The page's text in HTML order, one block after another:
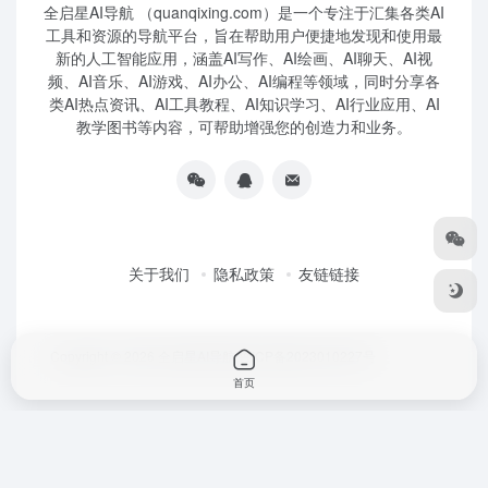
全启星AI导航 （quanqixing.com）是一个专注于汇集各类AI
工具和资源的导航平台，旨在帮助用户便捷地发现和使用最
新的人工智能应用，涵盖AI写作、AI绘画、AI聊天、AI视
频、AI音乐、AI游戏、AI办公、AI编程等领域，同时分享各
类AI热点资讯、AI工具教程、AI知识学习、AI行业应用、AI
教学图书等内容，可帮助增强您的创造力和业务。
关于我们 隐私政策 友链链接
全启星AI导航鲁ICP备2023010227号
首页